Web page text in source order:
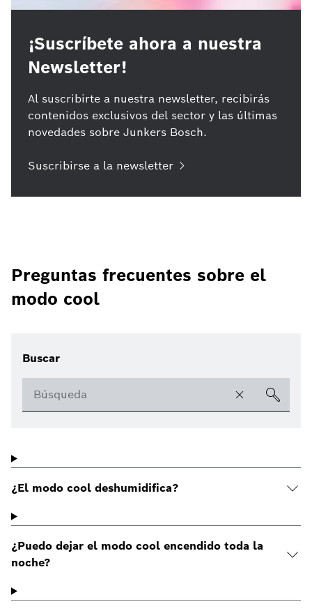
¡Suscríbete ahora a nuestra
Newsletter!
Al suscribirte a nuestra newsletter, recibirás
contenidos exclusivos del sector y las últimas
novedades sobre Junkers Bosch.
Suscribirse a la newsletter
Preguntas frecuentes sobre el
modo cool
Buscar
¿El modo cool deshumidifica?
¿Puedo dejar el modo cool encendido toda la
noche?